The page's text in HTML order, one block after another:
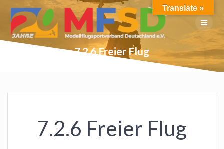
Skip
to
content
7.2.6 Freier Flug
7.2.6 Freier Flug
Translate »